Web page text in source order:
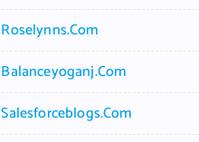
Roselynns.com
Balanceyoganj.com
Salesforceblogs.com